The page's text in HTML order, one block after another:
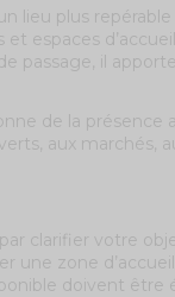
lieu plus
espaces
passage, il
de la présence
aux marchés,
clarifier votre
zone
doivent être